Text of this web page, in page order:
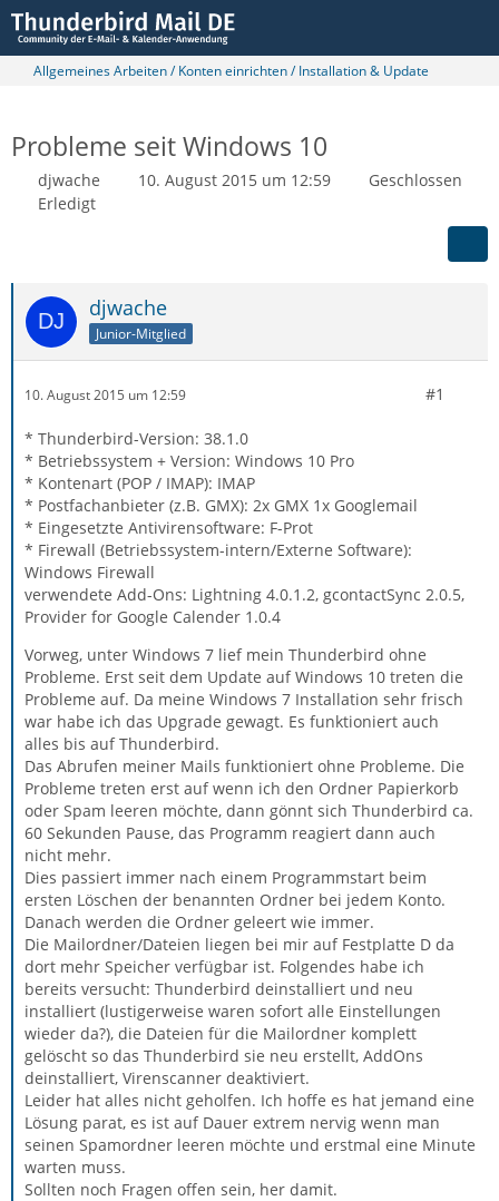
Allgemeines Arbeiten / Konten einrichten / Installation & Update
Probleme seit Windows 10
djwache 10. August 2015 um 12:59
Geschlossen
Erledigt
djwache
Junior-Mitglied
10. August 2015 um 12:59 #1
* Thunderbird-Version: 38.1.0
* Betriebssystem + Version: Windows 10 Pro
* Kontenart (POP / IMAP): IMAP
* Postfachanbieter (z.B. GMX): 2x GMX 1x Googlemail
* Eingesetzte Antivirensoftware: F-Prot
* Firewall (Betriebssystem-intern/Externe Software):
Windows Firewall
verwendete Add-Ons: Lightning 4.0.1.2, gcontactSync 2.0.5,
Provider for Google Calender 1.0.4
Vorweg, unter Windows 7 lief mein Thunderbird ohne
Probleme. Erst seit dem Update auf Windows 10 treten die
Probleme auf. Da meine Windows 7 Installation sehr frisch
war habe ich das Upgrade gewagt. Es funktioniert auch
alles bis auf Thunderbird.
Das Abrufen meiner Mails funktioniert ohne Probleme. Die
Probleme treten erst auf wenn ich den Ordner Papierkorb
oder Spam leeren möchte, dann gönnt sich Thunderbird ca.
60 Sekunden Pause, das Programm reagiert dann auch
nicht mehr.
Dies passiert immer nach einem Programmstart beim
ersten Löschen der benannten Ordner bei jedem Konto.
Danach werden die Ordner geleert wie immer.
Die Mailordner/Dateien liegen bei mir auf Festplatte D da
dort mehr Speicher verfügbar ist. Folgendes habe ich
bereits versucht: Thunderbird deinstalliert und neu
installiert (lustigerweise waren sofort alle Einstellungen
wieder da?), die Dateien für die Mailordner komplett
gelöscht so das Thunderbird sie neu erstellt, AddOns
deinstalliert, Virenscanner deaktiviert.
Leider hat alles nicht geholfen. Ich hoffe es hat jemand eine
Lösung parat, es ist auf Dauer extrem nervig wenn man
seinen Spamordner leeren möchte und erstmal eine Minute
warten muss.
Sollten noch Fragen offen sein, her damit.